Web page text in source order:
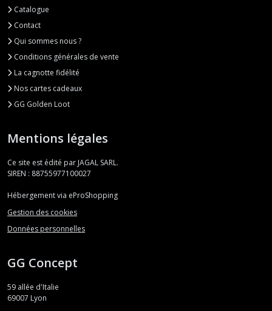
Catalogue
Contact
Qui sommes nous ?
Conditions générales de vente
La cagnotte fidélité
Nos cartes cadeaux
GG Golden Loot
Mentions légales
Ce site est édité par JAGAL SARL.
SIREN : 88755977100027
Hébergement via eProShopping
Gestion des cookies
Données personnelles
GG Concept
59 allée d'Italie
69007 Lyon